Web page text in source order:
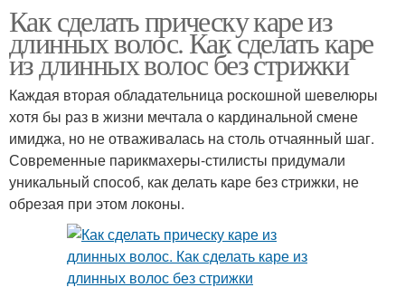
Как сделать прическу каре из
длинных волос. Как сделать каре
из длинных волос без стрижки
Каждая вторая обладательница роскошной шевелюры
хотя бы раз в жизни мечтала о кардинальной смене
имиджа, но не отваживалась на столь отчаянный шаг.
Современные парикмахеры-стилисты придумали
уникальный способ, как делать каре без стрижки, не
обрезая при этом локоны.